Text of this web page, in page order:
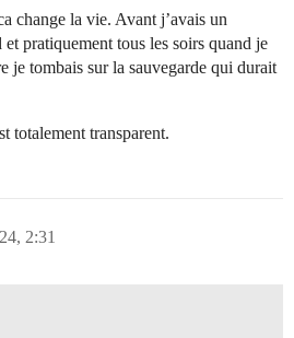
change la vie. Avant j’avais un
pratiquement tous les soirs quand je
je tombais sur la sauvegarde qui durait
totalement transparent.
2:31